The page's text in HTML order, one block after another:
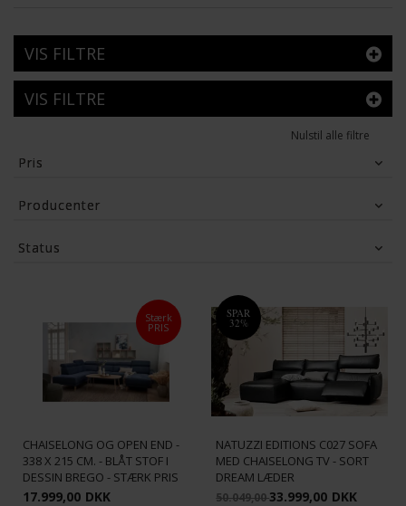
VIS FILTRE
VIS FILTRE
Nulstil alle filtre
Pris
Producenter
Furninova
(6)
Natuzzi
Scapa
(20) Stressless
(4)
Status
Stærk
PRIS
CHAISELONG OG OPEN END -
338 X 215 CM. - BLÅT STOF I
DESSIN BREGO - STÆRK PRIS
17.999,00 DKK
SPAR
32%
NATUZZI EDITIONS C027 SOFA
MED CHAISELONG TV - SORT
DREAM LÆDER
50.049,0033.999,00 DKK